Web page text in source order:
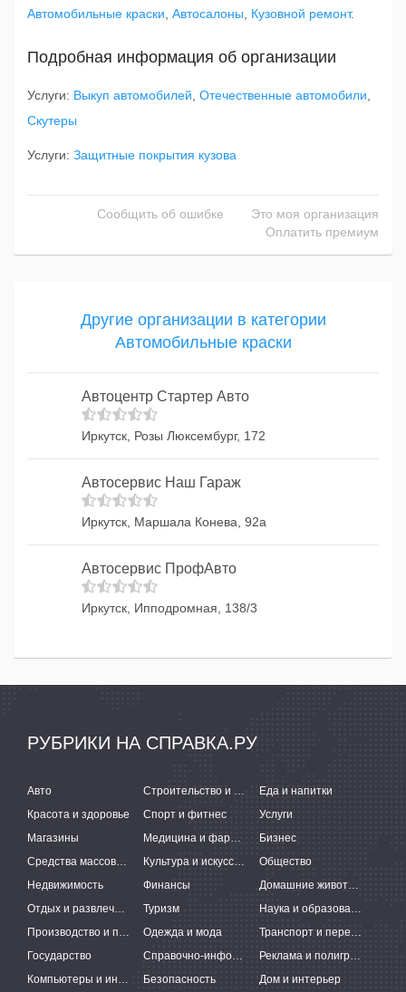
Автомобильные краски Автосалоны Кузовной ремонт.
Подробная информация об организации
Услуги: Выкуп автомобилей Отечественные автомобили
Скутеры
Услуги: Защитные покрытия кузова
Сообщить об ошибке
Это моя организация
Оплатить премиум
Другие организации в категории
Автомобильные краски
Автоцентр Стартер Авто
Иркутск, Розы Люксембург, 172
Автосервис Наш Гараж
Иркутск, Маршала Конева, 92а
Автосервис ПрофАвто
Иркутск, Ипподромная, 138/3
РУБРИКИ НА СПРАВКА.РУ
Авто Строительство и ремонт
Еда и напитки
Красота и здоровье
Спорт и фитнес
Услуги
Магазины
Медицина и фармацевтика
Бизнес
Средства массовой информации
Культура и искусство
Общество
Недвижимость
Финансы
Домашние животные
Отдых и развлечения
Туризм
Наука и образование
Производство и поставки
Одежда и мода
Транспорт и перевозки
Государство
Справочно-информационные системы
Реклама и полиграфия
Компьютеры и интернет
Безопасность Дом и интерьер